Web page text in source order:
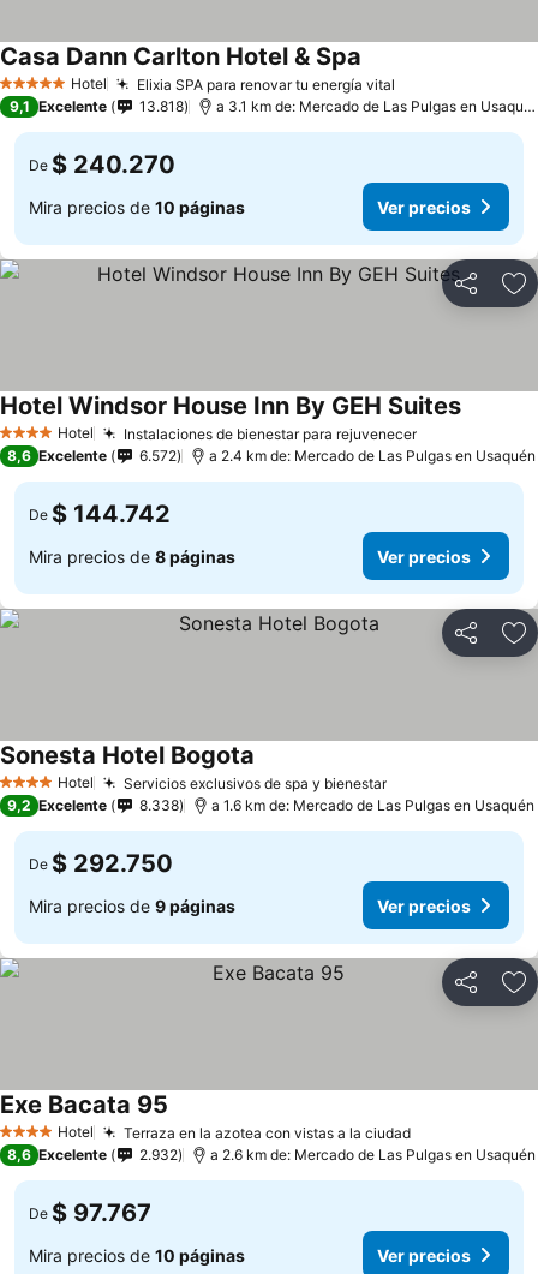
5 Estrellas Hotel Elixia SPA para renovar tu energía vital
Casa Dann Carlton Hotel & Spa
9,1 Excelente 13.818 a 3.1 km de: Mercado de Las Pulgas en
De $ 240.270
Mira precios de 10 páginas Ver precios
Compartir
4 EstrellasHotel Instalaciones de bienestar para rejuvenecerVer precios
Hotel Windsor House Inn By GEH SuitesVer
8,6 Excelente 6.572 a 2.4 km de: Mercado de Las Pulgas en Usaquén
De $ 144.742
Mira precios de 8 páginas Ver precios
Compartir
4 EstrellasHotel Servicios exclusivos de spa y bienestarVer precios
Sonesta Hotel Bogota
9,2 Excelente 8.338 a 1.6 km de: Mercado de Las Pulgas en Usaquén
De $ 292.750
Mira precios de 9 páginas Ver precios
Compartir
4 EstrellasHotel Terraza en la azotea con vistas a la ciudadVer precios
Exe Bacata 95
8,6 Excelente 2.932 a 2.6 km de: Mercado de Las Pulgas en Usaquén
De $ 97.767
Mira precios de 10 páginas Ver precios